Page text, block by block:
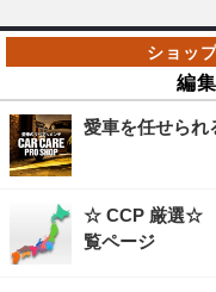
編
愛車を任せられ
☆ CCP 厳選☆
覧ページ